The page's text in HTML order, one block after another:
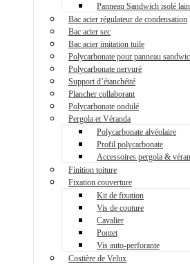
Panneau Sandwich isolé
Bac acier régulateur de condensation
Bac acier sec
Bac acier imitation tuile
Polycarbonate pour panneau
Polycarbonate nervuré
Support d’étanchéité
Plancher collaborant
Polycarbonate ondulé
Pergola et Véranda
Polycarbonate alvéolaire
Profil polycarbonate
Accessoires pergola &
Finition toiture
Fixation couverture
Kit de fixation
Vis de couture
Cavalier
Pontet
Vis auto-perforante
Costière de Velux